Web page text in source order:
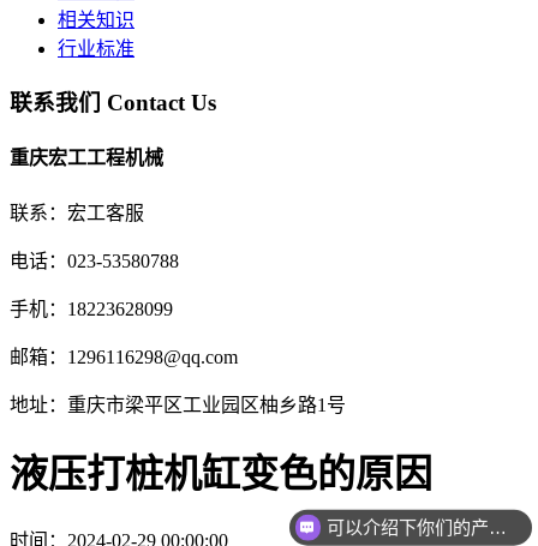
相关知识
行业标准
联系我们 Contact Us
重庆宏工工程机械
联系：宏工客服
电话：023-53580788
手机：18223628099
邮箱：1296116298@qq.com
地址：重庆市梁平区工业园区柚乡路1号
液压打桩机缸变色的原因
时间：2024-02-29 00:00:00
可以介绍下你们的产品么